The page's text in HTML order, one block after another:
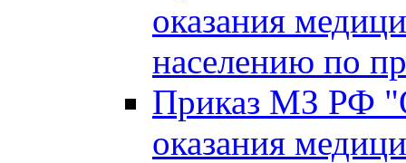
оказания
населению по
Приказ МЗ РФ
оказания